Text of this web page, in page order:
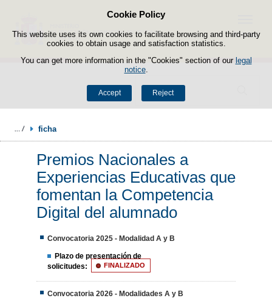
Cookie Policy
This website uses its own cookies to facilitate browsing and third-party
cookies to obtain usage and satisfaction statistics.
You can get more information in the "Cookies" section of our legal
notice.
Accept Reject
Skip to content
Search
Menu
ficha
Premios Nacionales a
Experiencias Educativas que
fomentan la Competencia
Digital del alumnado
Convocatoria 2025 - Modalidad A y B
Plazo de presentación de
solicitudes:
FINALIZADO
Convocatoria 2026 - Modalidades A y B